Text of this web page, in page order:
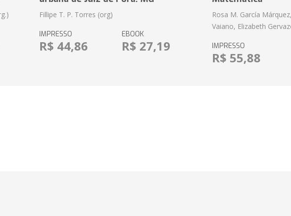
Fillipe T. P. Torres (org)
IMPRESSO
R$ 44,86
EBOOK
R$ 27,19
Rosa M. García
Vaiano, Elizabeth
IMPRESSO
R$ 55,88